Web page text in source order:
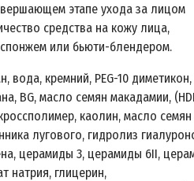
этапе ухода за лицом
средства на кожу лица,
или бьюти-блендером.
вода, кремний, PEG-10 диметикон,
BG, масло семян макадамии,
каолин, масло семян
лугового, гидролиз
церамиды 3, церамиды 6II,
натрия, глицерин,